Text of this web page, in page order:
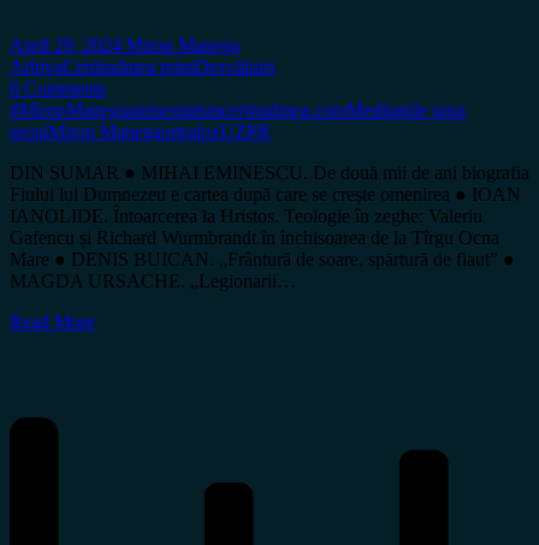
April 29, 2024 Miron Manega
ArhivaCertitudinea printDezvăluiri
6 Comments
#MironManegaantisemitismcertitudinea.comMeditațiile unui
secuiMiron ManegaortodoxUZPR
DIN SUMAR ● MIHAI EMINESCU. De două mii de ani biografia
Fiului lui Dumnezeu e cartea după care se creşte omenirea ● IOAN
IANOLIDE. Întoarcerea la Hristos. Teologie în zeghe: Valeriu
Gafencu și Richard Wurmbrandt în închisoarea de la Tîrgu Ocna
Mare ● DENIS BUICAN. „Frântură de soare, spărtură de flaut” ●
MAGDA URSACHE. „Legionarii…
Read More